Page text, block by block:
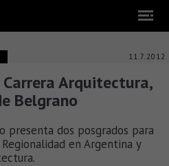
11.7.2012
Arquitectura,
Belgrano
presenta dos posgrados para
en Argentina y